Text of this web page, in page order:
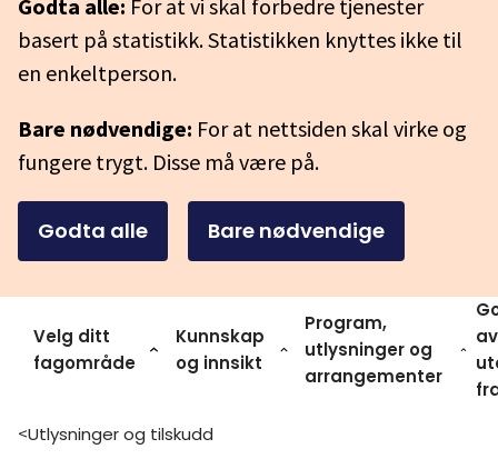
Godta alle: For at vi skal forbedre tjenester
basert på statistikk. Statistikken knyttes ikke til
en enkeltperson.
Bare nødvendige: For at nettsiden skal virke og
fungere trygt. Disse må være på.
Godta alle Bare nødvendige
Velg ditt
fagområde
Kunnskap
og innsikt
Program,
utlysninger og
arrangementer
av
>Utlysninger og tilskudd